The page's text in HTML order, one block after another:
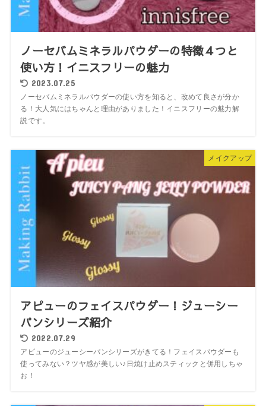
ノーセバムミネラルパウダーの特徴４つと
使い方！イニスフリーの魅力
2023.07.25
ノーセバムミネラルパウダーの使い方を知ると、改めて良さが分か
る！大人気にはちゃんと理由がありました！イニスフリーの魅力解
説です。
メイクアップ
アピューのフェイスパウダー！ジューシー
パンシリーズ紹介
2022.07.29
アピューのジューシーパンシリーズがきてる！フェイスパウダーも
使ってみない？ツヤ感が美しい♪日焼け止めスティックと併用しちゃ
お！